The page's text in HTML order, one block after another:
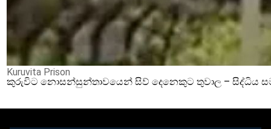
Kuruvita Prison
කුරුවිට නොසන්සුන්තාවයෙන් සිව් දෙනෙකුට තුවාල – සිද්ධිය